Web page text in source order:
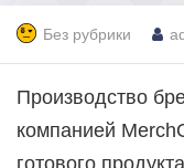
Без рубрики
Производство
компанией
готового продукта